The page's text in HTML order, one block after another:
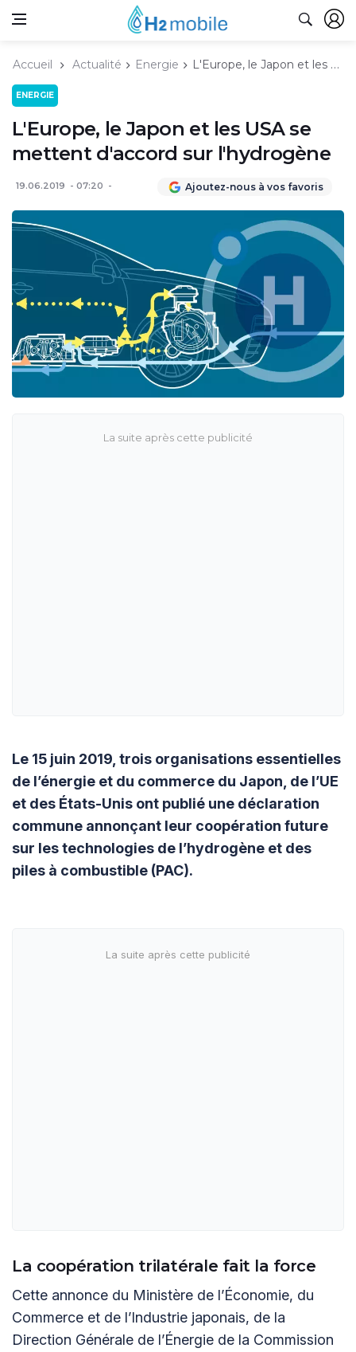
Accueil Actualité Energie L'Europe, le Japon et les USA se mettent d'accord sur l'hydrogène
ENERGIE
L'Europe, le Japon et les USA se
mettent d'accord sur l'hydrogène
19.06.2019 07:20 Ajoutez-nous à vos favoris
Le 15 juin 2019, trois organisations essentielles
de l’énergie et du commerce du Japon, de l’UE
et des États-Unis ont publié une déclaration
commune annonçant leur coopération future
sur les technologies de l’hydrogène et des
piles à combustible (PAC).
La coopération trilatérale fait la force
Cette annonce du Ministère de l’Économie, du
Commerce et de l’Industrie japonais, de la
Direction Générale de l’Énergie de la Commission